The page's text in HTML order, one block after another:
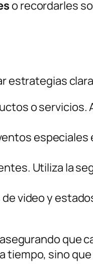
o recordarles
estrategias
o servicios.
Utiliza la
video y
que
tiempo, sino